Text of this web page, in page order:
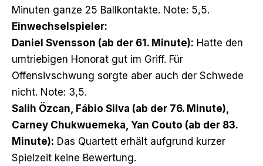
Minuten ganze 25 Ballkontakte. Note: 5,5.
Einwechselspieler:
Daniel Svensson (ab der 61. Minute): Hatte den
umtriebigen Honorat gut im Griff. Für
Offensivschwung sorgte aber auch der Schwede
nicht. Note: 3,5.
Salih Özcan, Fábio Silva (ab der 76. Minute),
Carney Chukwuemeka, Yan Couto (ab der 83.
Minute): Das Quartett erhält aufgrund kurzer
Spielzeit keine Bewertung.